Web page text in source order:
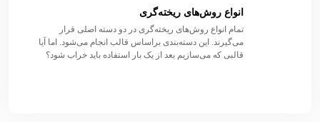
انواع روش‌های ریخته‌گری
تمام انواع روش‌های ریخته‌گری در دو دسته اصلی قرار
می‌گیرند. این دسته‌بندی براساس قالب انجام می‌شود. اما آیا
قالبی که می‌سازیم بعد از یک بار استفاده باید خراب شود؟